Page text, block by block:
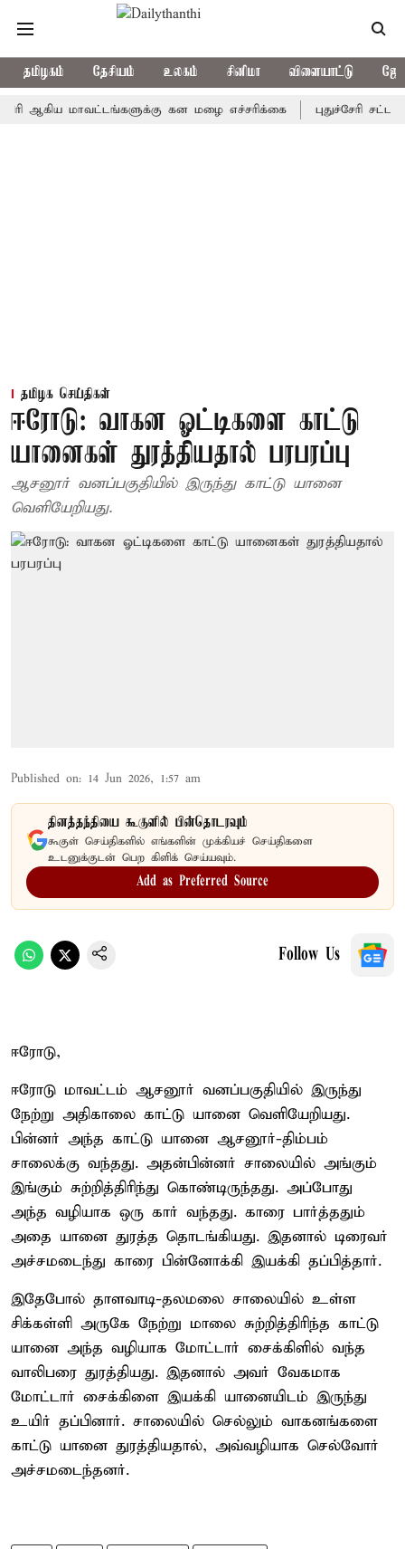
தமிழகம் தேசியம் உலகம் சினிமா விளையாட்டு
மாவட்டங்களுக்கு கன மழை எச்சரிக்கை புதுச்சேரி
தமிழக செய்திகள்
ஈரோடு: வாகன ஓட்டிகளை காட்டு
யானைகள் துரத்தியதால் பரபரப்பு
ஆசனூர் வனப்பகுதியில் இருந்து காட்டு யானை
வெளியேறியது.
Published on: 14 Jun 2026, 1:57 am
தினத்தந்தியை கூகுளில் பின்தொடரவும்
கூகுள் செய்திகளில் எங்களின் முக்கியச் செய்திகளை
உடனுக்குடன் பெற கிளிக் செய்யவும்.
Add as Preferred Source
Follow Us
ஈரோடு,
ஈரோடு மாவட்டம் ஆசனூர் வனப்பகுதியில் இருந்து
நேற்று அதிகாலை காட்டு யானை வெளியேறியது.
பின்னர் அந்த காட்டு யானை ஆசனூர்-திம்பம்
சாலைக்கு வந்தது. அதன்பின்னர் சாலையில் அங்கும்
இங்கும் சுற்றித்திரிந்து கொண்டிருந்தது. அப்போது
அந்த வழியாக ஒரு கார் வந்தது. காரை பார்த்ததும்
அதை யானை துரத்த தொடங்கியது. இதனால் டிரைவர்
அச்சமடைந்து காரை பின்னோக்கி இயக்கி தப்பித்தார்.
இதேபோல் தாளவாடி-தலமலை சாலையில் உள்ள
சிக்கள்ளி அருகே நேற்று மாலை சுற்றித்திரிந்த காட்டு
யானை அந்த வழியாக மோட்டார் சைக்கிளில் வந்த
வாலிபரை துரத்தியது. இதனால் அவர் வேகமாக
மோட்டார் சைக்கிளை இயக்கி யானையிடம் இருந்து
உயிர் தப்பினார். சாலையில் செல்லும் வாகனங்களை
காட்டு யானை துரத்தியதால், அவ்வழியாக செல்வோர்
அச்சமடைந்தனர்.